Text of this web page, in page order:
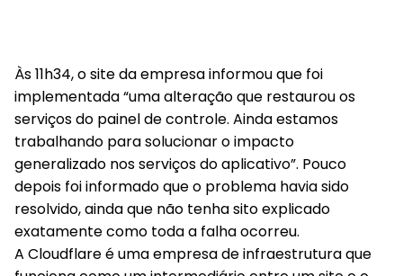
Às 11h34, o site da empresa informou que foi
implementada “uma alteração que restaurou os
serviços do painel de controle. Ainda estamos
trabalhando para solucionar o impacto
generalizado nos serviços do aplicativo”. Pouco
depois foi informado que o problema havia sido
resolvido, ainda que não tenha sito explicado
exatamente como toda a falha ocorreu.
A Cloudflare é uma empresa de infraestrutura que